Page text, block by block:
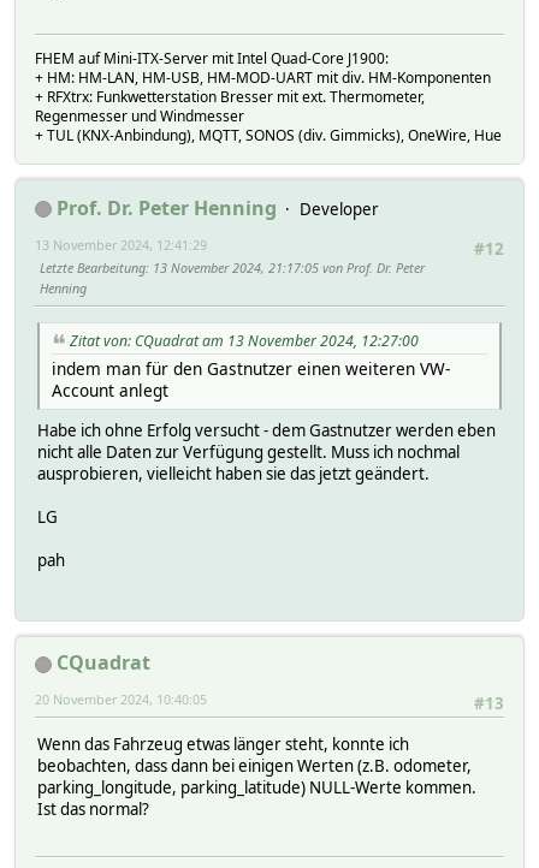
FHEM auf Mini-ITX-Server mit Intel Quad-Core J1900:
+ HM: HM-LAN, HM-USB, HM-MOD-UART mit div. HM-Komponenten
+ RFXtrx: Funkwetterstation Bresser mit ext. Thermometer,
Regenmesser und Windmesser
+ TUL (KNX-Anbindung), MQTT, SONOS (div. Gimmicks), OneWire, Hue
Prof. Dr. Peter Henning
Developer
#12
13 November 2024, 12:41:29
Letzte Bearbeitung: 13 November 2024, 21:17:05 von Prof. Dr. Peter
Henning
Zitat von: CQuadrat am 13 November 2024, 12:27:00
indem man für den Gastnutzer einen weiteren VW-
Account anlegt
Habe ich ohne Erfolg versucht - dem Gastnutzer werden eben
nicht alle Daten zur Verfügung gestellt. Muss ich nochmal
ausprobieren, vielleicht haben sie das jetzt geändert.
LG
pah
CQuadrat
#13
20 November 2024, 10:40:05
Wenn das Fahrzeug etwas länger steht, konnte ich
beobachten, dass dann bei einigen Werten (z.B. odometer,
parking_longitude, parking_latitude) NULL-Werte kommen.
Ist das normal?